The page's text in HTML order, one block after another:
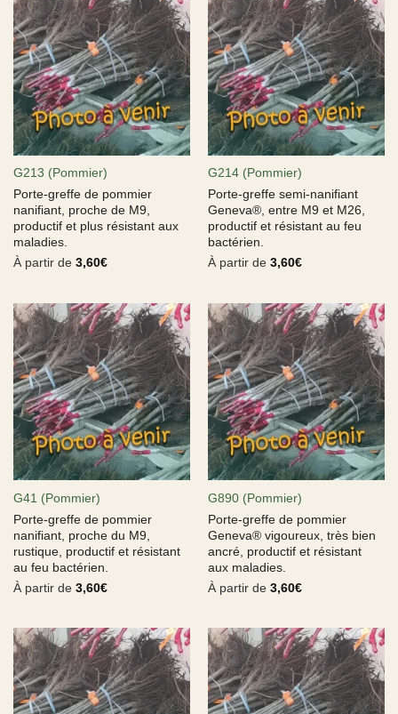
G213 (Pommier)
Porte-greffe de pommier
nanifiant, proche de M9,
productif et plus résistant aux
maladies.
À partir de 3,60€
G214 (Pommier)
Porte-greffe semi-nanifiant
Geneva®, entre M9 et M26,
productif et résistant au feu
bactérien.
À partir de 3,60€
G41 (Pommier)
Porte-greffe de pommier
nanifiant, proche du M9,
rustique, productif et résistant
au feu bactérien.
À partir de 3,60€
G890 (Pommier)
Porte-greffe de pommier
Geneva® vigoureux, très bien
ancré, productif et résistant
aux maladies.
À partir de 3,60€